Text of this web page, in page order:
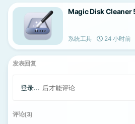
Magic Disk Cleaner
系统工具 24 小时前
发表回复
登录... 后才能评论
评论(3)